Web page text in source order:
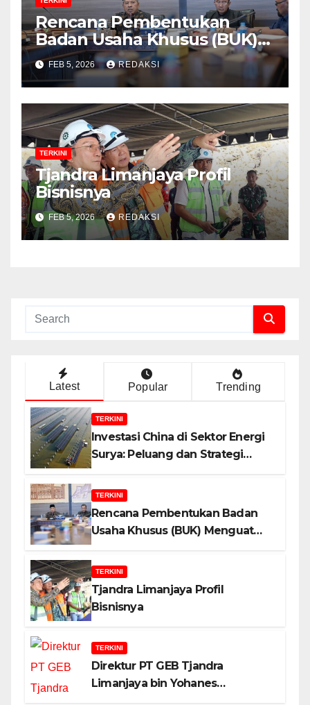
Rencana Pembentukan
Badan Usaha Khusus (BUK)
Menguat dalam Revisi RUU
Migas, Ini Alasannya!
FEB 5, 2026 REDAKSI
TERKINI
Tjandra Limanjaya Profil
Bisnisnya
FEB 5, 2026 REDAKSI
Latest Popular Trending
TERKINI
Investasi China di Sektor Energi
Surya: Peluang dan Strategi
TERKINI
Rencana Pembentukan Badan
Usaha Khusus (BUK) Menguat
Alasannya!
TERKINI
Tjandra Limanjaya Profil
Bisnisnya
TERKINI
Direktur PT GEB Tjandra
Limanjaya bin Yohanes